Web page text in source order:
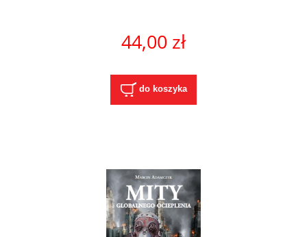
44,00 zł
do koszyka